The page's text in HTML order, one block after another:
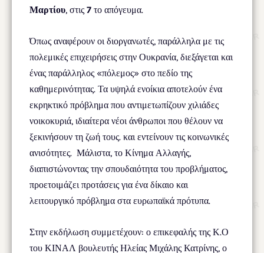
Μαρτίου, στις 7 το απόγευμα.
Όπως αναφέρουν οι διοργανωτές, παράλληλα με τις
πολεμικές επιχειρήσεις στην Ουκρανία, διεξάγεται και
ένας παράλληλος «πόλεμος» στο πεδίο της
καθημερινότητας. Τα υψηλά ενοίκια αποτελούν ένα
εκρηκτικό πρόβλημα που αντιμετωπίζουν χιλιάδες
νοικοκυριά, ιδιαίτερα νέοι άνθρωποι που θέλουν να
ξεκινήσουν τη ζωή τους. και εντείνουν τις κοινωνικές
ανισότητες. Μάλιστα, το Κίνημα Αλλαγής,
διαπιστώνοντας την σπουδαιότητα του προβλήματος,
προετοιμάζει προτάσεις για ένα δίκαιο και
λειτουργικό πρόβλημα στα ευρωπαϊκά πρότυπα.
Στην εκδήλωση συμμετέχουν: ο επικεφαλής της Κ.Ο
του ΚΙΝΑΛ βουλευτής Ηλείας Μιχάλης Κατρίνης, ο